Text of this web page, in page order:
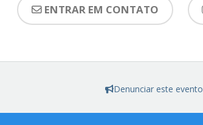
ENTRAR EM CONTATO
Denunciar este evento